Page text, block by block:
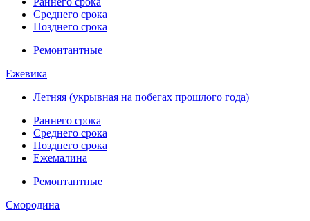
Среднего срока
Позднего срока
Ремонтантные
Ежевика
Летняя (укрывная на побегах прошлого года)
Раннего срока
Среднего срока
Позднего срока
Ежемалина
Ремонтантные
Смородина